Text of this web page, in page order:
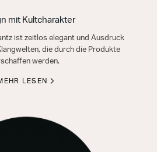
mit Kultcharakter
ist zeitlos elegant und Ausdruck
die durch die Produkte
werden.
LESEN